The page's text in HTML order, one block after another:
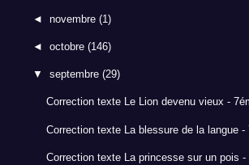
◄novembre(1)
◄octobre(146)
▼septembre(29)
Correction texte Le Lion devenu vieux -
Correction texte La blessure de la langue -
Correction texte La princesse sur un pois -